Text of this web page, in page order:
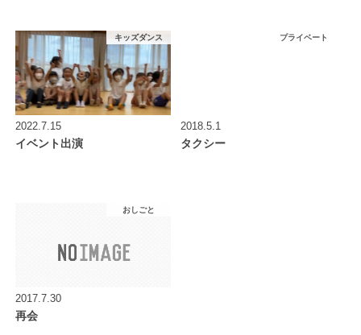
キッズダンス
2022.7.15
イベント出演
プライベート
2018.5.1
タクシー
おしごと
2017.7.30
再会